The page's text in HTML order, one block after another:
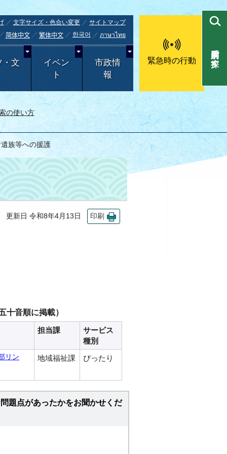
文字サイズ・色合い変更
サイトマップ
简体中文 繁体中文 한국어 ภาษาไทย
・文
イベン
ト
市政情
報
緊急時の行動
の使い方
目的別で探す
族等への援護
更新日 令和8年4月13日 印刷
十音順に掲載）
担当課
サービス
種別
リン
地域福祉課 ぴったり
題点があったかをお聞かせくだ